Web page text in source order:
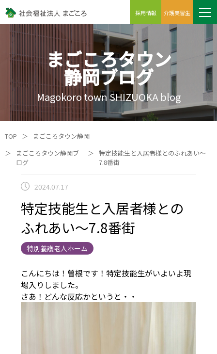
採用情報 介護実習生
まごころタウン
静岡ブログ
Magokoro town SHIZUOKA blog
TOP ＞
まごころタウン静岡
＞
まごころタウン静岡ブ
ログ
＞ 特定技能生と入居者様とのふれあい～
7.8番街
2024.07.17
特定技能生と入居者様との
ふれあい～7.8番街
特別養護老人ホーム
こんにちは！曽根です！特定技能生がいよいよ現
場入りしました。
さあ！どんな反応かというと・・